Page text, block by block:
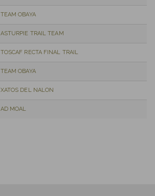
TEAM OBAYA
ASTURPIE TRAIL TEAM
TOSCAF RECTA FINAL TRAIL
TEAM OBAYA
XATOS DEL NALON
AD MOAL